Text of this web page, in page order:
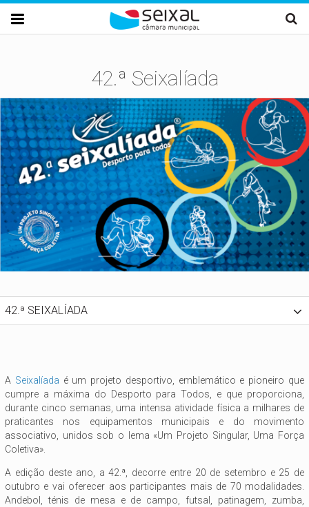
Passar para o conteúdo principal

42.ª Seixalíada
42.ª SEIXALÍADA
A Seixalíada é um projeto desportivo, emblemático e pioneiro que
cumpre a máxima do Desporto para Todos, e que proporciona,
durante cinco semanas, uma intensa atividade física a milhares de
praticantes nos equipamentos municipais e do movimento
associativo, unidos sob o lema «Um Projeto Singular, Uma Força
Coletiva».
A edição deste ano, a 42.ª, decorre entre 20 de setembro e 25 de
outubro e vai oferecer aos participantes mais de 70 modalidades.
Andebol, ténis de mesa e de campo, futsal, patinagem, zumba,